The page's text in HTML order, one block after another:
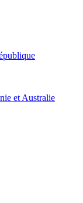
et Australie